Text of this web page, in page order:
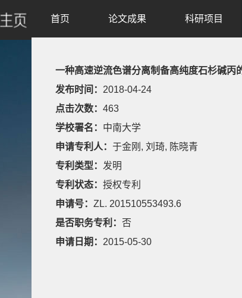
首页 论文成果 科研项目
一种高速逆流色谱分离制备高纯度石杉碱丙
发布时间： 2018-04-24
点击次数： 463
学校署名： 中南大学
申请专利人： 于金刚, 刘琦, 陈晓青
专利类型： 发明
专利状态： 授权专利
申请号： ZL. 201510553493.6
是否职务专利： 否
申请日期： 2015-05-30